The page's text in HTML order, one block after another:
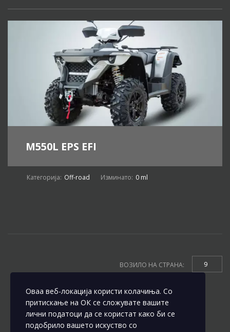
M550L EPS EFI
Категорија: Off-road Изминато: 0 ml
ВОЗИЛО НА СТРАНА: 9
Оваа веб-локација користи колачиња. Со
притискање на ОК се сложувате вашите
лични податоци да се користат како би се
подобрило вашето искуство со